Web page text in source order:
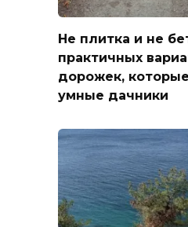
Не плитка и не
практичных
дорожек,
умные дачники